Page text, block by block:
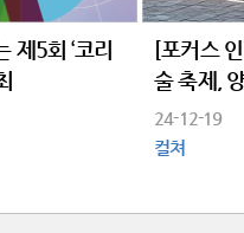
제5회 ‘코리
[포커스
술 축제,
24-12-19
컬쳐